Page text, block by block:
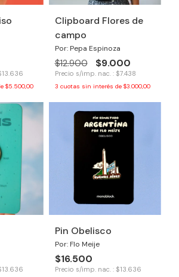
$5.500,00
Clipboard Flores de
campo
Por: Pepa Espinoza
$12.900 $9.000
Precio s/imp. nac. : $7.438
3 cuotas sin interés de $3.000,00
Pin Obelisco
Por: Flo Meije
$16.500
Precio s/imp. nac. : $13.636